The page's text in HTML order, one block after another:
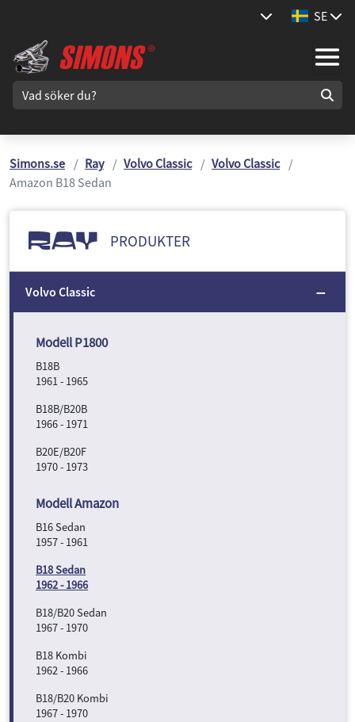
SE
Simons.se Ray Volvo Classic
Volvo Classic
Amazon B18 Sedan
PRODUKTER
Volvo Classic
B18B
1961 - 1965
B18B/B20B
1966 - 1971
B20E/B20F
1970 - 1973
B16 Sedan
1957 - 1961
B18 Sedan
1962 - 1966
B18/B20 Sedan
1967 - 1970
B18 Kombi
1962 - 1966
B18/B20 Kombi
1967 - 1970